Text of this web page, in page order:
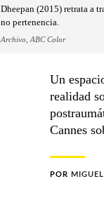
Dheepan (2015) retrata a
no pertenencia.
Archivo, ABC Color
Un
realidad
Cannes
POR